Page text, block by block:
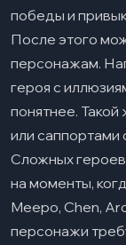
победы и
После этого
персонажам.
героя с
понятнее.
или саппортами
Сложных
на моменты,
Meepo, Chen,
персонажи